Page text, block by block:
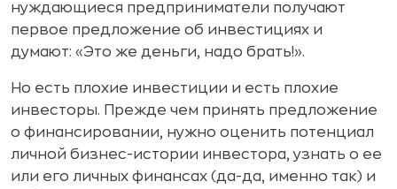
нуждающиеся предприниматели получают
первое предложение об инвестициях и
думают: «Это же деньги, надо брать!».
Но есть плохие инвестиции и есть плохие
инвесторы. Прежде чем принять предложение
о финансировании, нужно оценить потенциал
личной бизнес-истории инвестора, узнать о ее
или его личных финансах (да-да, именно так) и